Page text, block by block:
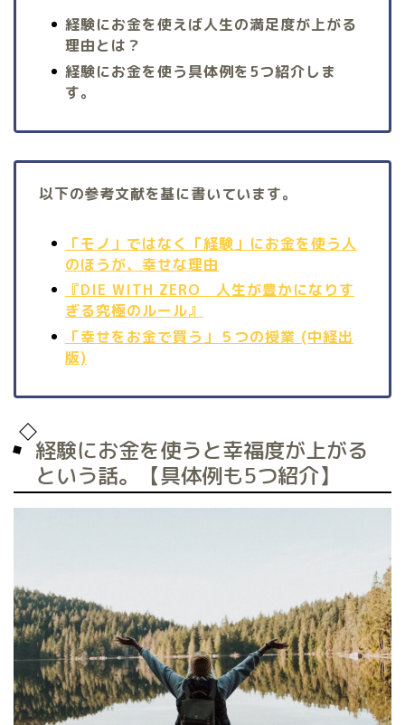
経験にお金を使えば人生の満足度が上がる
理由とは？
経験にお金を使う具体例を5つ紹介しま
す。
以下の参考文献を基に書いています。
「モノ」ではなく「経験」にお金を使う人
のほうが、幸せな理由
『DIE WITH ZERO 人生が豊かになりす
ぎる究極のルール』
「幸せをお金で買う」５つの授業 (中経出
版)
経験にお金を使うと幸福度が上がる
という話。【具体例も5つ紹介】